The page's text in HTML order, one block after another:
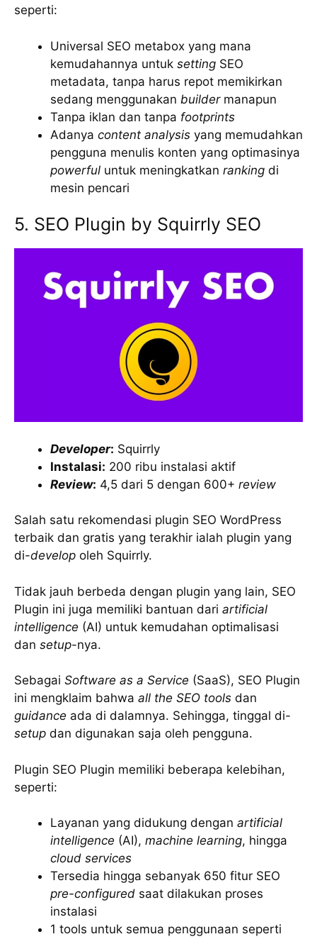
seperti:
Universal SEO metabox yang mana
kemudahannya untuk setting SEO
metadata, tanpa harus repot memikirkan
sedang menggunakan buildermanapun
Tanpa iklan dan tanpa footprints
Adanya content analysis yang memudahkan
pengguna menulis konten yang optimasinya
powerful untuk meningkatkan ranking di
mesin pencari
5. SEO Plugin by Squirrly SEO
Developer: Squirrly
Instalasi: 200 ribu instalasi aktif
Review: 4,5 dari 5 dengan 600+ review
Salah satu rekomendasi plugin SEO WordPress
terbaik dan gratis yang terakhir ialah plugin yang
di-develop oleh Squirrly.
Tidak jauh berbeda dengan plugin yang lain, SEO
Plugin ini juga memiliki bantuan dari artificial
intelligence (AI) untuk kemudahan optimalisasi
dan setup-nya.
Sebagai Software as a Service (SaaS), SEO Plugin
ini mengklaim bahwa all the SEO tools dan
guidance ada di dalamnya. Sehingga, tinggal di-
setup dan digunakan saja oleh pengguna.
Plugin SEO Plugin memiliki beberapa kelebihan,
seperti:
Layanan yang didukung dengan artificial
intelligence (AI), machine learning, hingga
cloud services
Tersedia hingga sebanyak 650 fitur SEO
pre-configured saat dilakukan proses
instalasi
1 tools untuk semua penggunaan seperti